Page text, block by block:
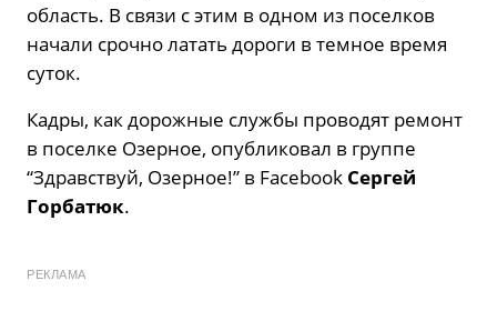
область. В связи с этим в одном из поселков
начали срочно латать дороги в темное время
суток.
Кадры, как дорожные службы проводят ремонт
в поселке Озерное, опубликовал в группе
“Здравствуй, Озерное!” в Facebook Сергей
Горбатюк.
РЕКЛАМА